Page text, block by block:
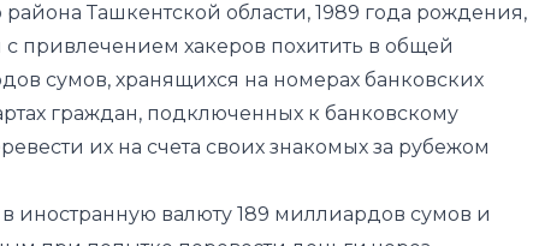
Ташкентской области, 1989 года рождения,
привлечением хакеров похитить в общей
сумов, хранящихся на номерах банковских
граждан, подключенных к банковскому
их на счета своих знакомых за рубежом
иностранную валюту 189 миллиардов сумов и